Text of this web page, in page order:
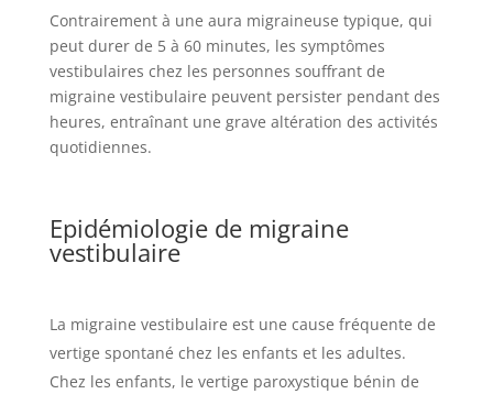
Contrairement à une aura migraineuse typique, qui
peut durer de 5 à 60 minutes, les symptômes
vestibulaires chez les personnes souffrant de
migraine vestibulaire peuvent persister pendant des
heures, entraînant une grave altération des activités
quotidiennes.
Epidémiologie de migraine
vestibulaire
La migraine vestibulaire est une cause fréquente de
vertige spontané chez les enfants et les adultes.
Chez les enfants, le vertige paroxystique bénin de